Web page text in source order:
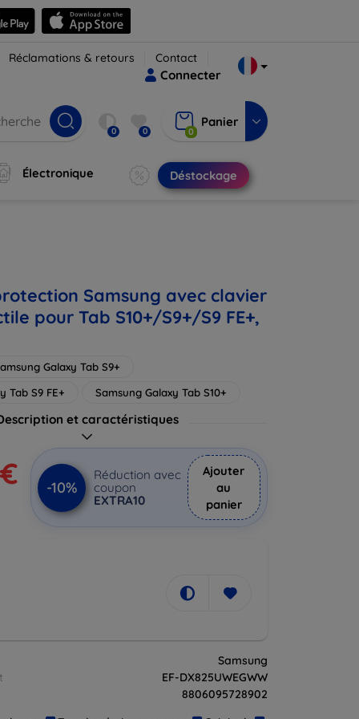
Réclamations & retours Contact
Connecter
0 0 0
Panier
Électronique Déstockage
Samsung avec clavier
pour Tab S10+/S9+/S9 FE+,
Galaxy Tab S9+
Tab S9 FE+
Samsung Galaxy Tab S10+
et caractéristiques
-10%
Réduction avec
coupon
EXTRA10
Ajouter
au
panier
Samsung
EF-DX825UWEGWW
8806095728902